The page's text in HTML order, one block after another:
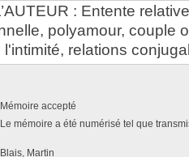
: Entente
polyamour, couple
relations
Mémoire accepté
Le mémoire a été numérisé tel que
Blais, Martin